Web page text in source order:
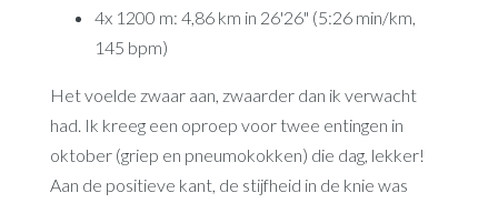
4x 1200 m: 4,86 km in 26'26" (5:26 min/km,
145 bpm)
Het voelde zwaar aan, zwaarder dan ik verwacht
had. Ik kreeg een oproep voor twee entingen in
oktober (griep en pneumokokken) die dag, lekker!
Aan de positieve kant, de stijfheid in de knie was